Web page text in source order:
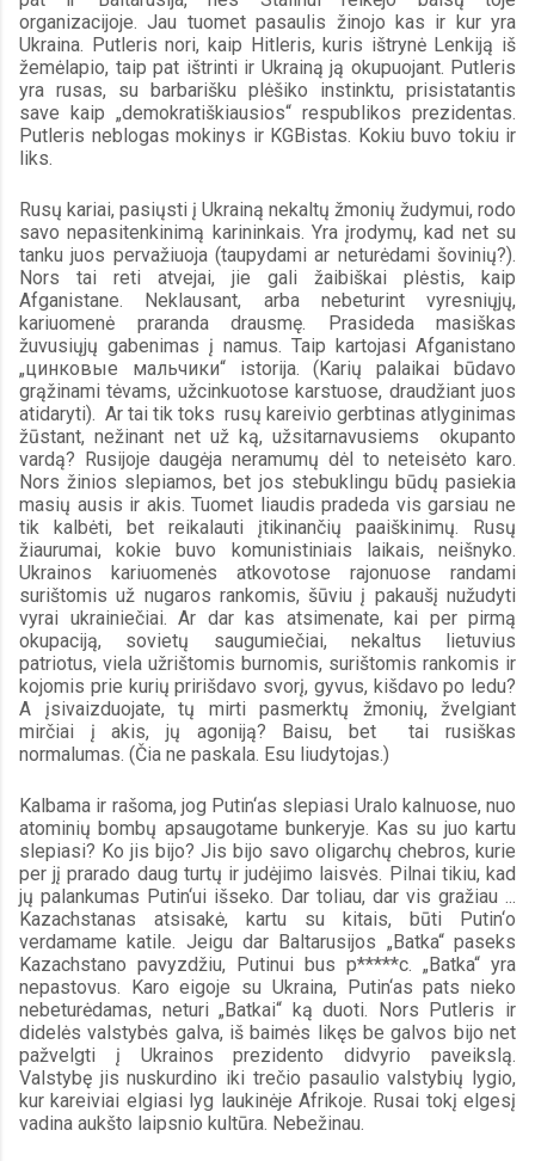
organizacijoje. Jau tuomet pasaulis žinojo kas ir kur yra
Ukraina. Putleris nori, kaip Hitleris, kuris ištrynė Lenkiją iš
žemėlapio, taip pat ištrinti ir Ukrainą ją okupuojant. Putleris
yra rusas, su barbarišku plėšiko instinktu, prisistatantis
save kaip „demokratiškiausios“ respublikos prezidentas.
Putleris neblogas mokinys ir KGBistas. Kokiu buvo tokiu ir
liks.
Rusų kariai, pasiųsti į Ukrainą nekaltų žmonių žudymui, rodo
savo nepasitenkinimą karininkais. Yra įrodymų, kad net su
tanku juos pervažiuoja (taupydami ar neturėdami šovinių?).
Nors tai reti atvejai, jie gali žaibiškai plėstis, kaip
Afganistane. Neklausant, arba nebeturint vyresniųjų,
kariuomenė praranda drausmę. Prasideda masiškas
žuvusiųjų gabenimas į namus. Taip kartojasi Afganistano
„цинковые мальчики“ istorija. (Karių palaikai būdavo
grąžinami tėvams, užcinkuotose karstuose, draudžiant juos
atidaryti).  Ar tai tik toks  rusų kareivio gerbtinas atlyginimas
žūstant, nežinant net už ką, užsitarnavusiems  okupanto
vardą? Rusijoje daugėja neramumų dėl to neteisėto karo.
Nors žinios slepiamos, bet jos stebuklingu būdų pasiekia
masių ausis ir akis. Tuomet liaudis pradeda vis garsiau ne
tik kalbėti, bet reikalauti įtikinančių paaiškinimų. Rusų
žiaurumai, kokie buvo komunistiniais laikais, neišnyko.
Ukrainos kariuomenės atkovotose rajonuose randami
surištomis už nugaros rankomis, šūviu į pakaušį nužudyti
vyrai ukrainiečiai. Ar dar kas atsimenate, kai per pirmą
okupaciją, sovietų saugumiečiai, nekaltus lietuvius
patriotus, viela užrištomis burnomis, surištomis rankomis ir
kojomis prie kurių pririšdavo svorį, gyvus, kišdavo po ledu?
A įsivaizduojate, tų mirti pasmerktų žmonių, žvelgiant
mirčiai į akis, jų agoniją? Baisu, bet  tai rusiškas
normalumas. (Čia ne paskala. Esu liudytojas.)
Kalbama ir rašoma, jog Putin‘as slepiasi Uralo kalnuose, nuo
atominių bombų apsaugotame bunkeryje. Kas su juo kartu
slepiasi? Ko jis bijo? Jis bijo savo oligarchų chebros, kurie
per jį prarado daug turtų ir judėjimo laisvės. Pilnai tikiu, kad
jų palankumas Putin‘ui išseko. Dar toliau, dar vis gražiau ...
Kazachstanas atsisakė, kartu su kitais, būti Putin‘o
verdamame katile. Jeigu dar Baltarusijos „Batka“ paseks
Kazachstano pavyzdžiu, Putinui bus p*****c. „Batka“ yra
nepastovus. Karo eigoje su Ukraina, Putin‘as pats nieko
nebeturėdamas, neturi „Batkai“ ką duoti. Nors Putleris ir
didelės valstybės galva, iš baimės likęs be galvos bijo net
pažvelgti į Ukrainos prezidento didvyrio paveikslą.
Valstybę jis nuskurdino iki trečio pasaulio valstybių lygio,
kur kareiviai elgiasi lyg laukinėje Afrikoje. Rusai tokį elgesį
vadina aukšto laipsnio kultūra. Nebežinau.